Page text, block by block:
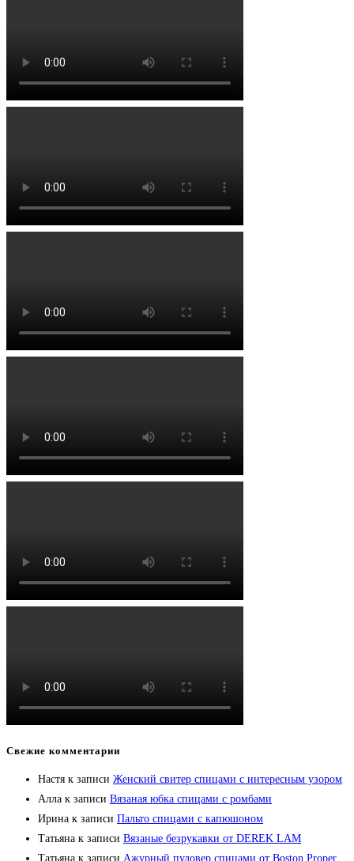
Свежие комментарии
Настя к записи Женский свитер спицами с интересным узором
Алла к записи Вязаная юбка спицами с ромбами
Ирина к записи Пальто спицами с капюшоном
Татьяна к записи Вязаные безрукавки от DEREK LAM
Татьяна к записи Ажурный пуловер спицами от Boston Proper